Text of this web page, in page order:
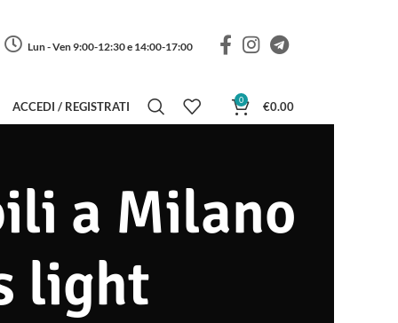
Lun - Ven 9:00-12:30 e 14:00-17:00
ACCEDI / REGISTRATI 0 €0.00
a Milano
light